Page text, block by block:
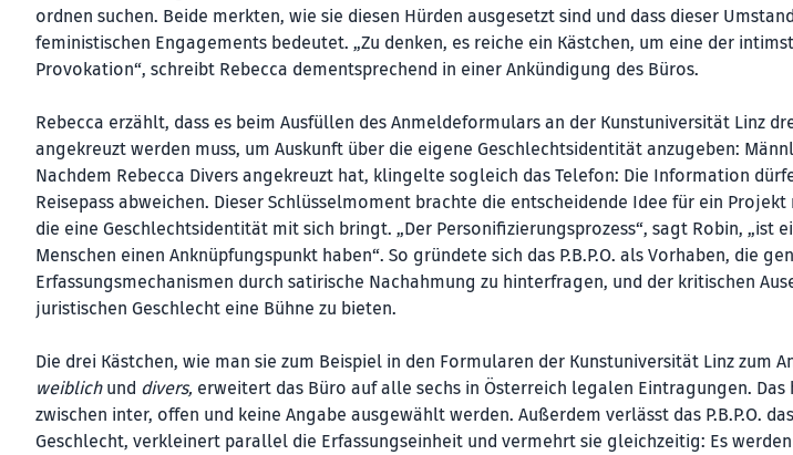
ordnen suchen. Beide merkten, wie sie diesen Hürden ausgesetzt sind und dass dieser
feministischen Engagements bedeutet. „Zu denken, es reiche ein Kästchen, um eine der
Provokation“, schreibt Rebecca dementsprechend in einer Ankündigung des Büros.
Rebecca erzählt, dass es beim Ausfüllen des Anmeldeformulars an der Kunstuniversität Linz
angekreuzt werden muss, um Auskunft über die eigene Geschlechtsidentität anzugeben:
Nachdem Rebecca Divers angekreuzt hat, klingelte sogleich das Telefon: Die Information
Reisepass abweichen. Dieser Schlüsselmoment brachte die entscheidende Idee für ein
die eine Geschlechtsidentität mit sich bringt. „Der Personifizierungsprozess“, sagt Robin, „ist
Menschen einen Anknüpfungspunkt haben“. So gründete sich das P.B.P.O. als Vorhaben, die
Erfassungsmechanismen durch satirische Nachahmung zu hinterfragen, und der kritischen
juristischen Geschlecht eine Bühne zu bieten.
Die drei Kästchen, wie man sie zum Beispiel in den Formularen der Kunstuniversität Linz zum
weiblichund divers, erweitert das Büro auf alle sechs in Österreich legalen Eintragungen. Das
zwischen inter, offen und keine Angabe ausgewählt werden. Außerdem verlässt das P.B.P.O.
Geschlecht, verkleinert parallel die Erfassungseinheit und vermehrt sie gleichzeitig: Es